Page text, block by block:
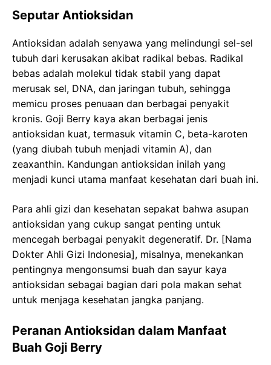
Seputar Antioksidan
Antioksidan adalah senyawa yang melindungi sel-sel
tubuh dari kerusakan akibat radikal bebas. Radikal
bebas adalah molekul tidak stabil yang dapat
merusak sel, DNA, dan jaringan tubuh, sehingga
memicu proses penuaan dan berbagai penyakit
kronis. Goji Berry kaya akan berbagai jenis
antioksidan kuat, termasuk vitamin C, beta-karoten
(yang diubah tubuh menjadi vitamin A), dan
zeaxanthin. Kandungan antioksidan inilah yang
menjadi kunci utama manfaat kesehatan dari buah ini.
Para ahli gizi dan kesehatan sepakat bahwa asupan
antioksidan yang cukup sangat penting untuk
mencegah berbagai penyakit degeneratif. Dr. [Nama
Dokter Ahli Gizi Indonesia], misalnya, menekankan
pentingnya mengonsumsi buah dan sayur kaya
antioksidan sebagai bagian dari pola makan sehat
untuk menjaga kesehatan jangka panjang.
Peranan Antioksidan dalam Manfaat
Buah Goji Berry